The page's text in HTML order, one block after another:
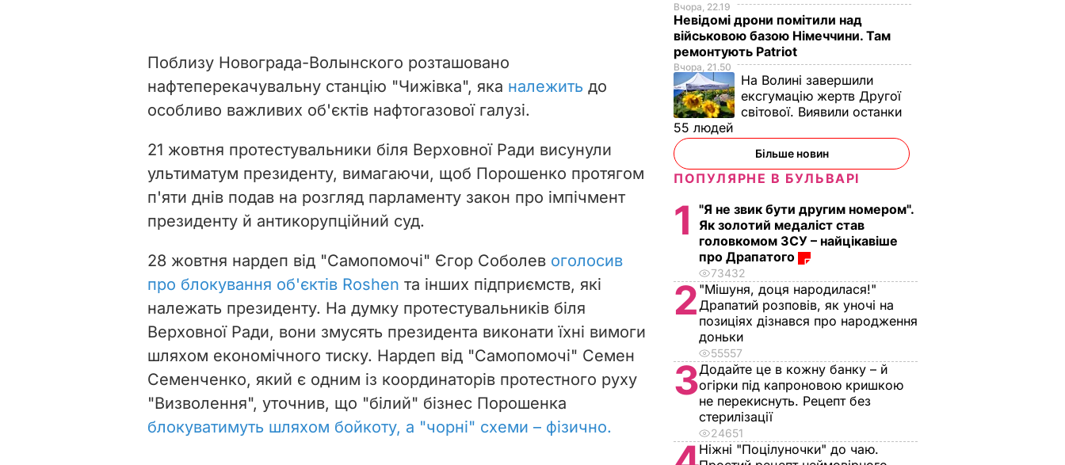
Поблизу Новограда-Волынского розташовано
нафтеперекачувальну станцію "Чижівка", яка належить до
особливо важливих об'єктів нафтогазової галузі.
21 жовтня протестувальники біля Верховної Ради висунули
ультиматум президенту, вимагаючи, щоб Порошенко протягом
п'яти днів подав на розгляд парламенту закон про імпічмент
президенту й антикорупційний суд.
28 жовтня нардеп від "Самопомочі" Єгор Соболев оголосив
про блокування об'єктів Roshen та інших підприємств, які
належать президенту. На думку протестувальників біля
Верховної Ради, вони змусять президента виконати їхні вимоги
шляхом економічного тиску. Нардеп від "Самопомочі" Семен
Семенченко, який є одним із координаторів протестного руху
"Визволення", уточнив, що "білий" бізнес Порошенка
блокуватимуть шляхом бойкоту, а "чорні" схеми – фізично.
Вчора, 22.19
Невідомі дрони помітили над
військовою базою Німеччини. Там
ремонтують Patriot
Вчора, 21.50
На Волині завершили
ексгумацію жертв Другої
світової. Виявили останки
55 людей
Більше новин
ПОПУЛЯРНЕ В БУЛЬВАРІ
1
"Я не звик бути другим номером".
Як золотий медаліст став
головкомом ЗСУ – найцікавіше
про Драпатого
73432
2 "Мішуня, доця народилася!"
Драпатий розповів, як уночі на
позиціях дізнався про народження
доньки
55557
3Додайте це в кожну банку – й
огірки під капроновою кришкою
не перекиснуть. Рецепт без
стерилізації
24651
Ніжні "Поцілуночки" до чаю.